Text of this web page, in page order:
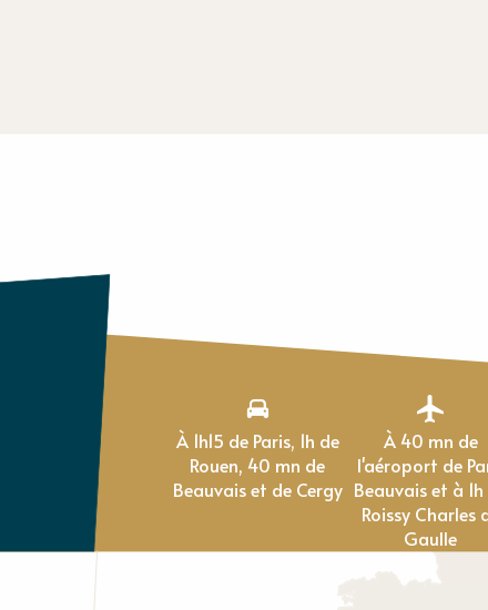
À 1h15 de Paris, 1h de
Rouen, 40 mn de
Beauvais et de Cergy
À 40 mn de
l'aéroport de
Beauvais et à 1h
Roissy Charles
Gaulle